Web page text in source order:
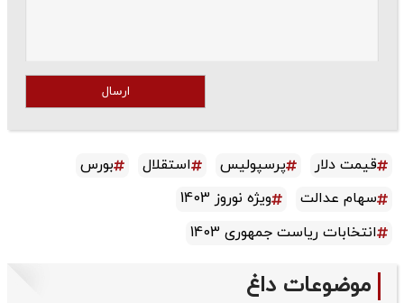
ارسال
قیمت دلار پرسپولیس استقلال
بورس
سهام عدالت
ویژه نوروز 1403
انتخابات ریاست جمهوری 1403
موضوعات داغ